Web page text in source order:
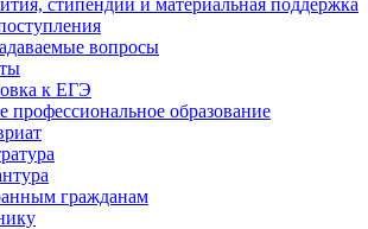
стипендии и материальная поддержка
вопросы
к ЕГЭ
профессиональное образование
гражданам